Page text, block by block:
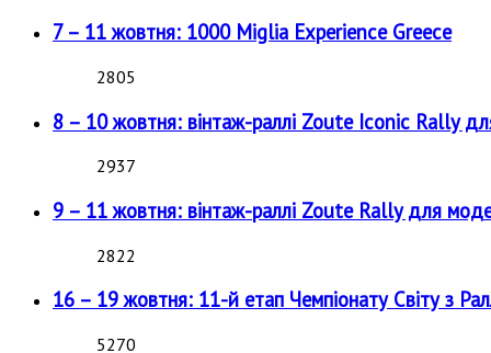
7 – 11 жовтня: 1000 Miglia Experience Greece
2805
8 – 10 жовтня: вінтаж-раллі Zoute Iconic Rally
2937
9 – 11 жовтня: вінтаж-раллі Zoute Rally для
2822
16 – 19 жовтня: 11-й етап Чемпіонату Світу з
5270